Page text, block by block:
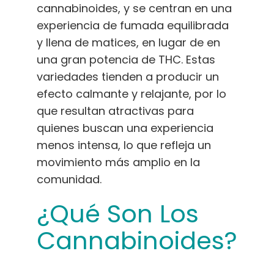
cannabinoides, y se centran en una
experiencia de fumada equilibrada
y llena de matices, en lugar de en
una gran potencia de THC. Estas
variedades tienden a producir un
efecto calmante y relajante, por lo
que resultan atractivas para
quienes buscan una experiencia
menos intensa, lo que refleja un
movimiento más amplio en la
comunidad.
¿Qué Son Los
Cannabinoides?